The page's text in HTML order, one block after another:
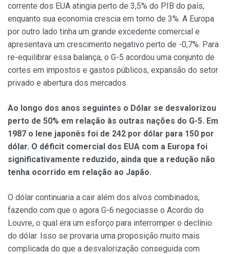
corrente dos EUA atingia perto de 3,5% do PIB do país,
enquanto sua economia crescia em torno de 3%. A Europa
por outro lado tinha um grande excedente comercial e
apresentava um crescimento negativo perto de -0,7%. Para
re-equilibrar essa balança, o G-5 acordou uma conjunto de
cortes em impostos e gastos públicos, expansão do setor
privado e abertura dos mercados.
Ao longo dos anos seguintes o Dólar se desvalorizou
perto de 50% em relação às outras nações do G-5. Em
1987 o Iene japonês foi de 242 por dólar para 150 por
dólar. O déficit comercial dos EUA com a Europa foi
significativamente reduzido, ainda que a redução não
tenha ocorrido em relação ao Japão.
O dólar continuaria a cair além dos alvos combinados,
fazendo com que o agora G-6 negociasse o Acordo do
Louvre, o qual era um esforço para interromper o declínio
do dólar. Isso se provaria uma proposição muito mais
complicada do que a desvalorização conseguida com